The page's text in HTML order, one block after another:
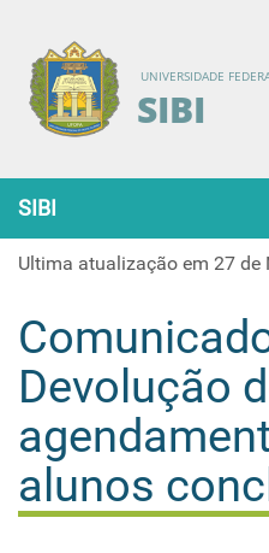
UNIVERSIDADE
SIBI
SIBI
Ultima atualização em 27 de
Devolução
alunos